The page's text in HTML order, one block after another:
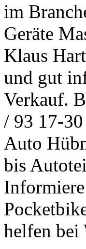
im
Geräte
Klaus
und gut
Verkauf.
/ 93 17-
Auto
bis
helfen bei